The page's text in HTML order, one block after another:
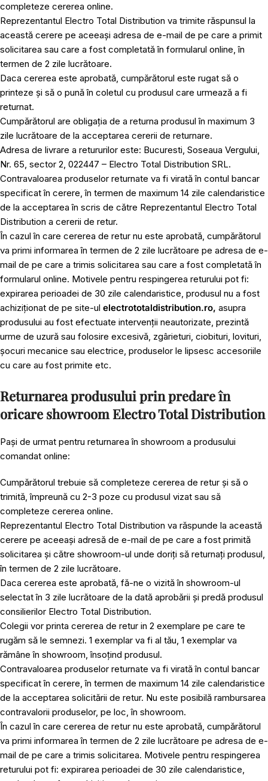
completeze cererea online.
Reprezentantul Electro Total Distribution va trimite răspunsul la
această cerere pe aceeași adresa de e-mail de pe care a primit
solicitarea sau care a fost completată în formularul online, în
termen de 2 zile lucrătoare.
Daca cererea este aprobată, cumpărătorul este rugat să o
printeze și să o pună în coletul cu produsul care urmează a fi
returnat.
Cumpărătorul are obligația de a returna produsul în maximum 3
zile lucrătoare de la acceptarea cererii de returnare.
Adresa de livrare a retururilor este: Bucuresti, Soseaua Vergului,
Nr. 65, sector 2, 022447 – Electro Total Distribution SRL.
Contravaloarea produselor returnate va fi virată în contul bancar
specificat în cerere, în termen de maximum 14 zile calendaristice
de la acceptarea în scris de către Reprezentantul Electro Total
Distribution a cererii de retur.
În cazul în care cererea de retur nu este aprobată, cumpărătorul
va primi informarea în termen de 2 zile lucrătoare pe adresa de e-
mail de pe care a trimis solicitarea sau care a fost completată în
formularul online. Motivele pentru respingerea returului pot fi:
expirarea perioadei de 30 zile calendaristice, produsul nu a fost
achiziționat de pe site-ul electrototaldistribution.ro, asupra
produsului au fost efectuate intervenții neautorizate, prezintă
urme de uzură sau folosire excesivă, zgârieturi, ciobituri, lovituri,
șocuri mecanice sau electrice, produselor le lipsesc accesoriile
cu care au fost primite etc.
Returnarea produsului prin predare în
oricare showroom Electro Total Distribution
Pași de urmat pentru returnarea în showroom a produsului
comandat online:
Cumpărătorul trebuie să completeze cererea de retur și să o
trimită, împreună cu 2-3 poze cu produsul vizat sau să
completeze cererea online.
Reprezentantul Electro Total Distribution va răspunde la această
cerere pe aceeași adresă de e-mail de pe care a fost primită
solicitarea și către showroom-ul unde doriți să returnați produsul,
în termen de 2 zile lucrătoare.
Daca cererea este aprobată, fă-ne o vizită în showroom-ul
selectat în 3 zile lucrătoare de la dată aprobării și predă produsul
consilierilor Electro Total Distribution.
Colegii vor printa cererea de retur in 2 exemplare pe care te
rugăm să le semnezi. 1 exemplar va fi al tău, 1 exemplar va
rămâne în showroom, însoțind produsul.
Contravaloarea produselor returnate va fi virată în contul bancar
specificat în cerere, în termen de maximum 14 zile calendaristice
de la acceptarea solicitării de retur. Nu este posibilă rambursarea
contravalorii produselor, pe loc, în showroom.
În cazul în care cererea de retur nu este aprobată, cumpărătorul
va primi informarea în termen de 2 zile lucrătoare pe adresa de e-
mail de pe care a trimis solicitarea. Motivele pentru respingerea
returului pot fi: expirarea perioadei de 30 zile calendaristice,